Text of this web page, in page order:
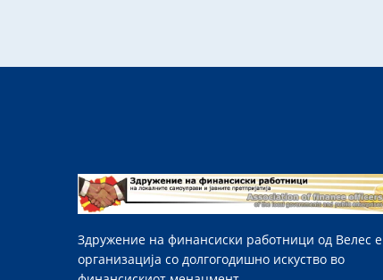
Здружение на финансиски работници од Велес е
организација со долгогодишно искуство во